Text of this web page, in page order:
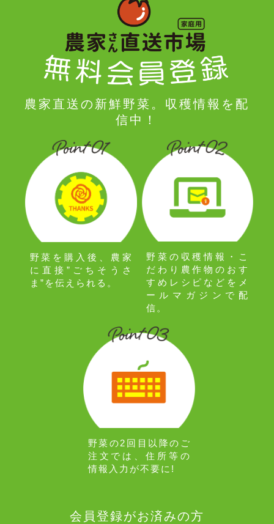
農家直送の新鮮野菜。収穫情報を配
信中！
野菜を購入後、農家
に直接”ごちそうさ
ま”を伝えられる。
野菜の収穫情報・こ
だわり農作物のおす
すめレシピなどをメ
ールマガジンで配
信。
野菜の2回目以降のご
注文では、住所等の
情報入力が不要に!
会員登録がお済みの方